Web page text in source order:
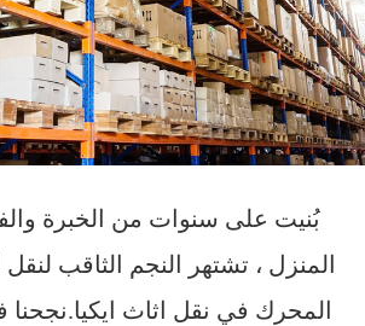
بُنيت على سنوات من الخبرة
المنزل ، تشتهر النجم الثاقب
المحرك في نقل اثاث ايكيا.نجحنا